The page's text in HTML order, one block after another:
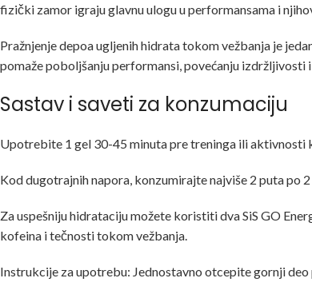
fizički zamor igraju glavnu ulogu u performansama i
Pražnjenje depoa ugljenih hidrata tokom vežbanja je
pomaže poboljšanju performansi, povećanju izdržljivosti
Sastav i saveti za konzumaciju
Upotrebite 1 gel 30-45 minuta pre treninga ili aktivnosti
Kod dugotrajnih napora, konzumirajte najviše 2 puta po
Za uspešniju hidrataciju možete koristiti dva SiS GO
kofeina i tečnosti tokom vežbanja.
Instrukcije za upotrebu: Jednostavno otcepite gornji